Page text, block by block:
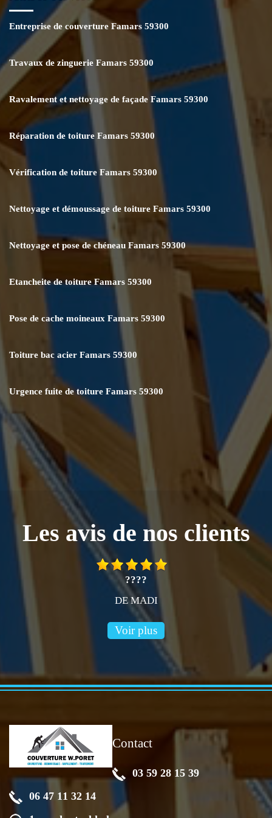
Entreprise de couverture Famars 59300
Travaux de zinguerie Famars 59300
Ravalement et nettoyage de façade Famars 59300
Réparation de toiture Famars 59300
Vérification de toiture Famars 59300
Nettoyage et démoussage de toiture Famars 59300
Nettoyage et pose de chéneau Famars 59300
Etancheite de toiture Famars 59300
Pose de cache moineaux Famars 59300
Toiture bac acier Famars 59300
Urgence fuite de toiture Famars 59300
Les avis de nos clients
????
DE MADI
Voir plus
Contact
03 59 28 15 39
06 47 11 32 14